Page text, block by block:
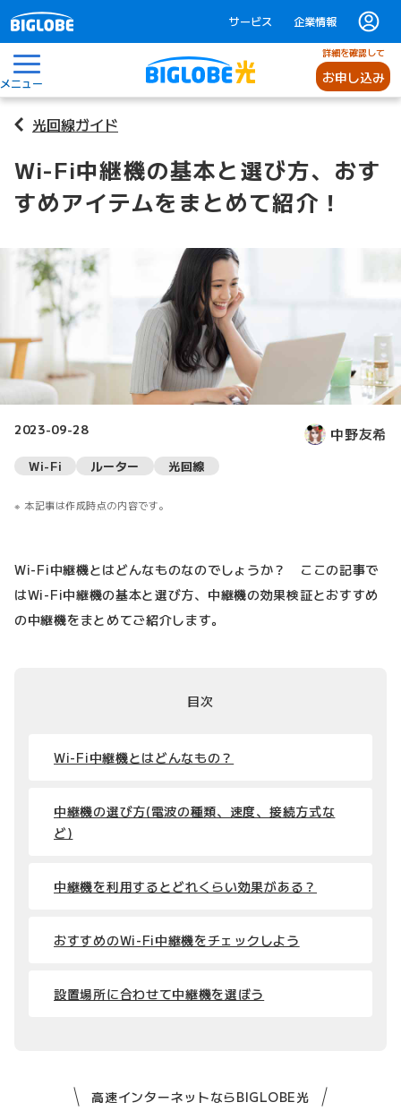
サービス 企業情報
メニュー
詳細を確認して
お申し込み
光回線ガイド
Wi-Fi中継機の基本と選び方、おす
すめアイテムをまとめて紹介！
2023-09-28 中野友希
Wi-Fi ルーター 光回線
本記事は作成時点の内容です。
Wi-Fi中継機とはどんなものなのでしょうか？ ここの記事で
はWi-Fi中継機の基本と選び方、中継機の効果検証とおすすめ
の中継機をまとめてご紹介します。
目次
Wi-Fi中継機とはどんなもの？
中継機の選び方(電波の種類、速度、接続方式な
ど)
中継機を利用するとどれくらい効果がある？
おすすめのWi-Fi中継機をチェックしよう
設置場所に合わせて中継機を選ぼう
高速インターネットならBIGLOBE光